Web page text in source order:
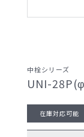
お問い合わ
サンプル請求
中栓シリーズ
UNI-
在庫対応可能